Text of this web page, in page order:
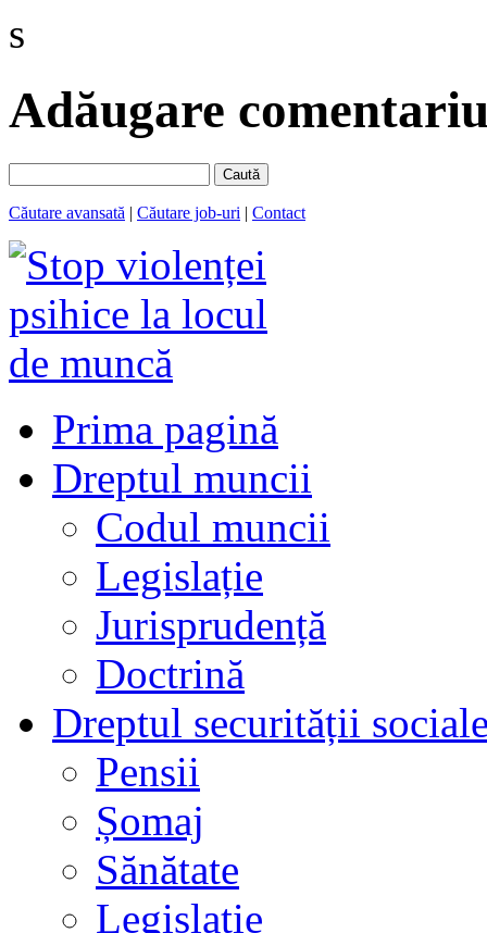
s
Adăugare
Caută
Căutare avansată | Căutare job-uri | Contact
Prima pagină
Dreptul muncii
Codul muncii
Legislație
Jurisprudență
Doctrină
Dreptul securității
Pensii
Șomaj
Sănătate
Legislație